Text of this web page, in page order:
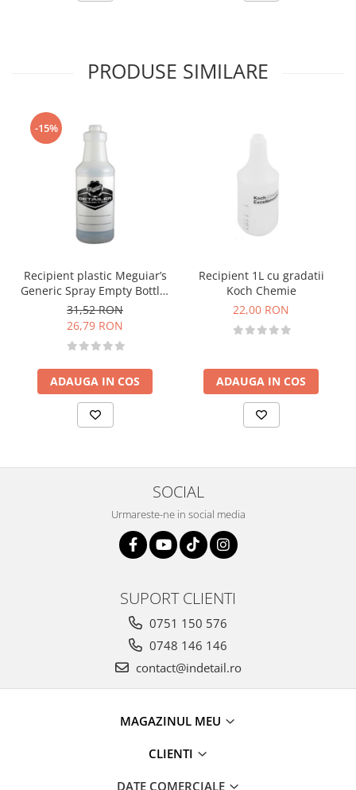
PRODUSE SIMILARE
-15%
Recipient plastic Meguiar’s
Generic Spray Empty Bottle,
946ml
31,52 RON
26,79 RON
ADAUGA IN COS
Recipient 1L cu gradatii
Koch Chemie
22,00 RON
ADAUGA IN COS
SOCIAL
Urmareste-ne in social media
SUPORT CLIENTI
0751 150 576
0748 146 146
contact@indetail.ro
MAGAZINUL MEU
CLIENTI
DATE COMERCIALE